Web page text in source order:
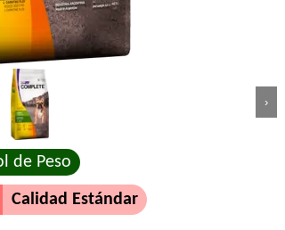
›
de Peso
Calidad Estándar